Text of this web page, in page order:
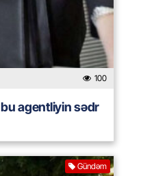
100
agentliyin sədr
Gündəm